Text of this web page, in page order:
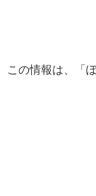
この情報は、「